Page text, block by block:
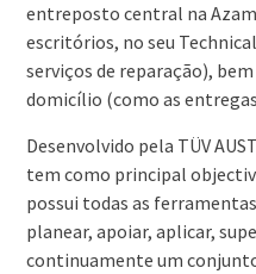
entreposto central na
escritórios, no seu
serviços de reparação),
domicílio (como as
Desenvolvido pela TÜV
tem como principal
possui todas as
planear, apoiar, aplicar,
continuamente um